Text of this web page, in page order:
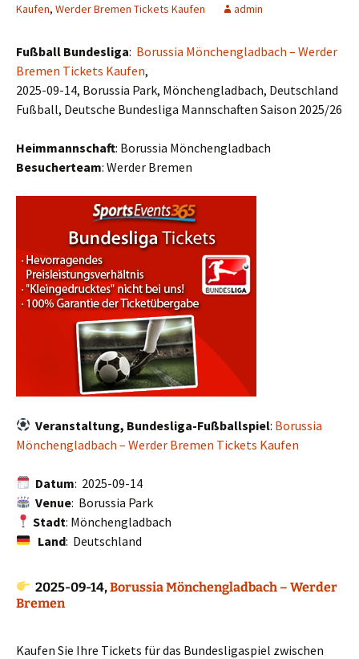
Kaufen, Werder Bremen Tickets Kaufen admin
Fußball Bundesliga: Borussia Mönchengladbach – Werder
Bremen Tickets Kaufen,
2025-09-14, Borussia Park, Mönchengladbach, Deutschland
Fußball, Deutsche Bundesliga Mannschaften Saison 2025/26
Heimmannschaft: Borussia Mönchengladbach
Besucherteam: Werder Bremen
Veranstaltung, Bundesliga-Fußballspiel: Borussia
Mönchengladbach – Werder Bremen Tickets Kaufen
Datum: 2025-09-14
Venue: Borussia Park
Stadt: Mönchengladbach
Land: Deutschland
2025-09-14,Borussia Mönchengladbach – Werder
Bremen
Kaufen Sie Ihre Tickets für das Bundesligaspiel zwischen